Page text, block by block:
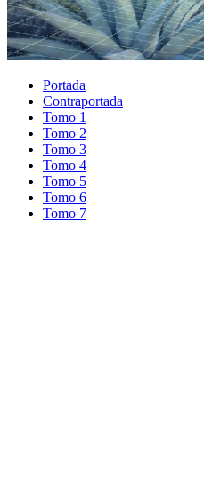
Portada
Contraportada
Tomo 1
Tomo 2
Tomo 3
Tomo 4
Tomo 5
Tomo 6
Tomo 7